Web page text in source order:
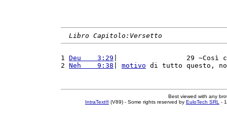
Libro Capitolo:Versetto
1 Deu    3:29 |                 29 ~Così
2 Neh    9:38 motivo di tutto questo,
Best viewed with any
IntraText®(V89) - Some rights reserved by EuloTech SRL -